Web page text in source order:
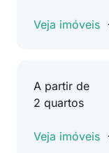
Veja imóveis
A partir de
2 quartos
Veja imóveis